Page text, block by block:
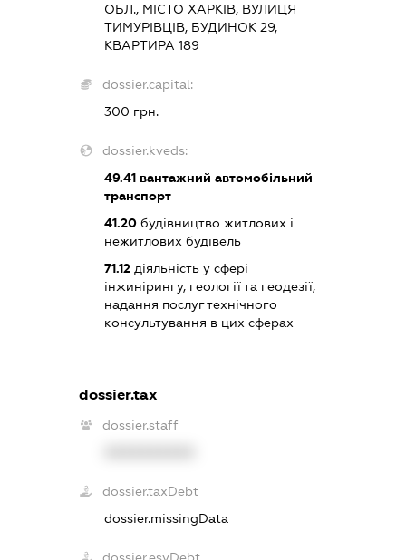
ОБЛ., МІСТО ХАРКІВ, ВУЛИЦЯ
ТИМУРІВЦІВ, БУДИНОК 29,
КВАРТИРА 189
dossier.capital:
300 грн.
dossier.kveds:
49.41вантажний автомобільний
транспорт
41.20будівництво житлових і
нежитлових будівель
71.12діяльність у сфері
інжинірингу, геології та геодезії,
надання послуг технічного
консультування в цих сферах
dossier.tax
dossier.staff
dossier.taxDebt
dossier.missingData